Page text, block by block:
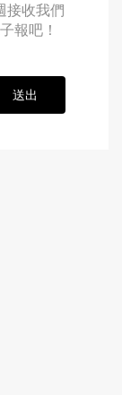
接收我們
報吧！
送出